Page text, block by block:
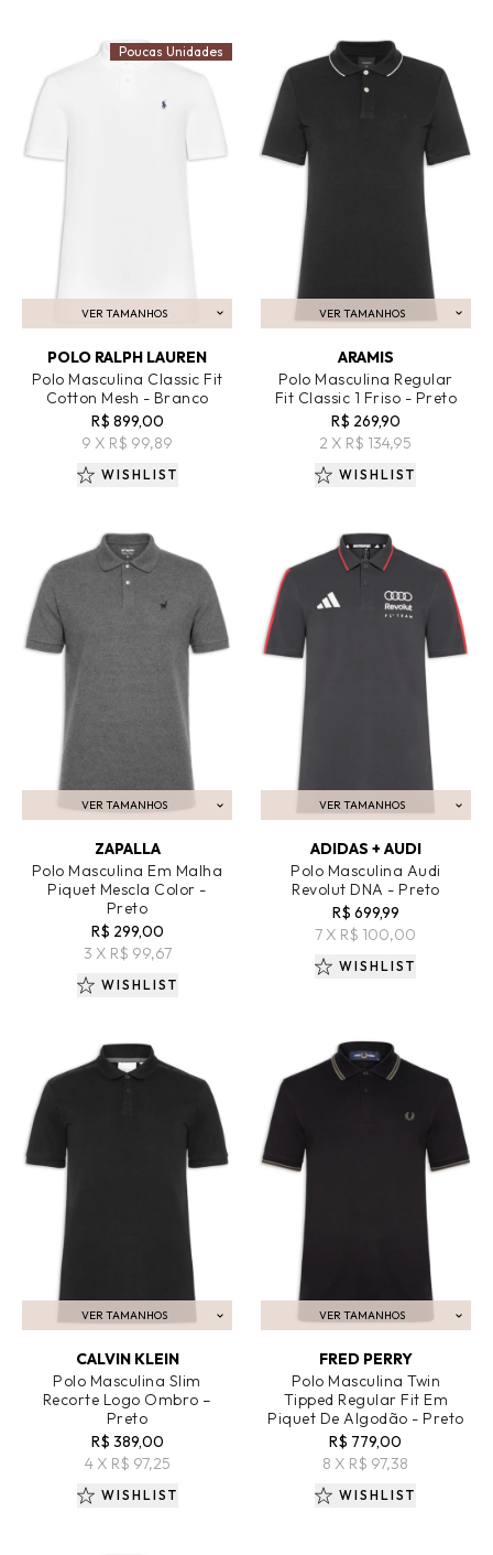
VER TAMANHOS
ADICIONAR AO CARRINHO
POLO RALPH LAUREN
Polo Masculina Classic Fit
Cotton Mesh - Branco
R$ 899,00
9 X R$ 99,89
Poucas Unidades
WISHLIST
VER TAMANHOS
ADICIONAR AO CARRINHO
ARAMIS
Polo Masculina Regular
Fit Classic 1 Friso - Preto
R$ 269,90
2 X R$ 134,95
WISHLIST
VER TAMANHOS
ADICIONAR AO CARRINHO
ZAPALLA
Polo Masculina Em Malha
Piquet Mescla Color -
Preto
R$ 299,00
3 X R$ 99,67
WISHLIST
VER TAMANHOS
ADICIONAR AO CARRINHO
ADIDAS + AUDI
Polo Masculina Audi
Revolut DNA - Preto
R$ 699,99
7 X R$ 100,00
WISHLIST
VER TAMANHOS
ADICIONAR AO CARRINHO
CALVIN KLEIN
Polo Masculina Slim
Recorte Logo Ombro –
Preto
R$ 389,00
4 X R$ 97,25
WISHLIST
VER TAMANHOS
ADICIONAR AO CARRINHO
FRED PERRY
Polo Masculina Twin
Tipped Regular Fit Em
Piquet De Algodão - Preto
R$ 779,00
8 X R$ 97,38
WISHLIST